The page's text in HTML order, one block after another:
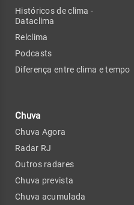
Históricos de clima -
Dataclima
Relclima
Podcasts
Diferença entre clima e tempo
Chuva
Chuva Agora
Radar RJ
Outros radares
Chuva prevista
Chuva acumulada